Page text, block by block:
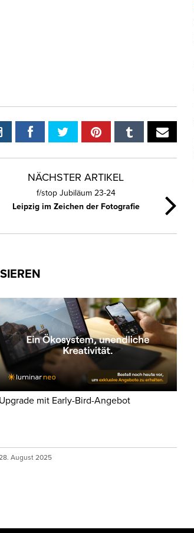
NÄCHSTER ARTIKEL
f/stop Jubiläum 23-24
Leipzig im Zeichen der Fotografie
Upgrade mit Early-Bird-Angebot
August 2025